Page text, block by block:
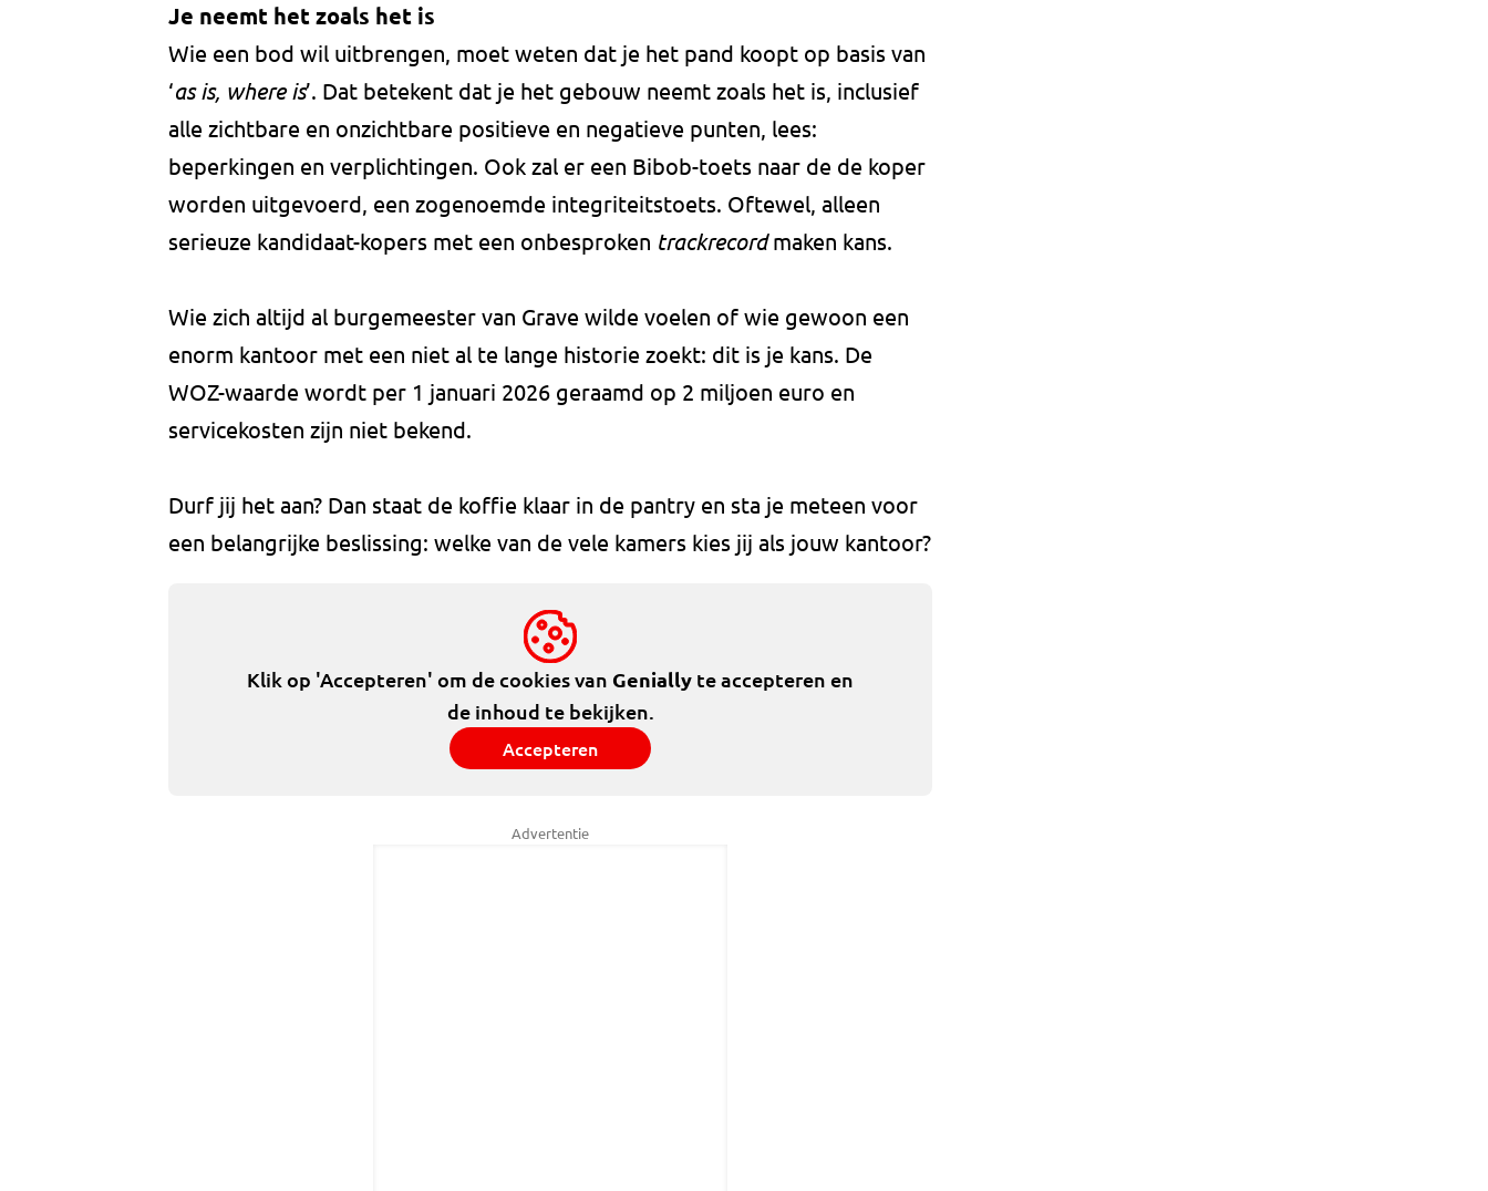
Je neemt het zoals het is
Wie een bod wil uitbrengen, moet weten dat je het pand koopt op basis van
‘as is, where is’. Dat betekent dat je het gebouw neemt zoals het is, inclusief
alle zichtbare en onzichtbare positieve en negatieve punten, lees:
beperkingen en verplichtingen. Ook zal er een Bibob-toets naar de de koper
worden uitgevoerd, een zogenoemde integriteitstoets. Oftewel, alleen
serieuze kandidaat-kopers met een onbesproken trackrecordmaken kans.
Wie zich altijd al burgemeester van Grave wilde voelen of wie gewoon een
enorm kantoor met een niet al te lange historie zoekt: dit is je kans. De
WOZ-waarde wordt per 1 januari 2026 geraamd op 2 miljoen euro en
servicekosten zijn niet bekend.
Durf jij het aan? Dan staat de koffie klaar in de pantry en sta je meteen voor
een belangrijke beslissing: welke van de vele kamers kies jij als jouw kantoor?
Klik op 'Accepteren' om de cookies van Genially te accepteren en
de inhoud te bekijken.
Accepteren
Advertentie